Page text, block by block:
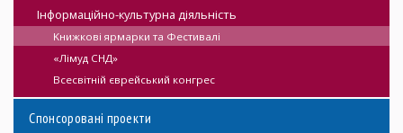
Інформаційно-культурна діяльність
Kнижкові ярмарки та Фестивалі
«Лімуд СНД»
Всесвітній єврейський конгрес
Спонсоровані проекти